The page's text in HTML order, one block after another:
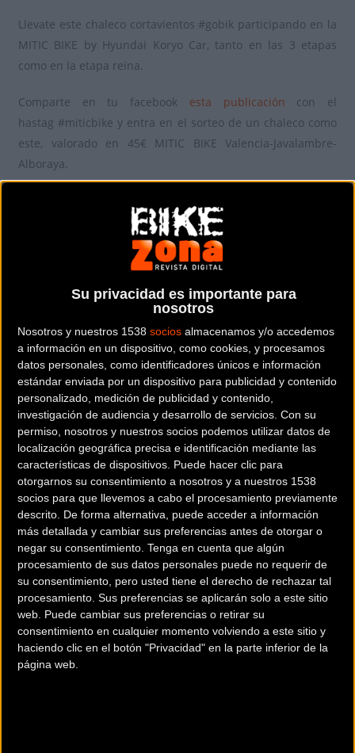
Su privacidad es importante para
nosotros
Nosotros y nuestros 1538 socios almacenamos y/o accedemos
a información en un dispositivo, como cookies, y procesamos
datos personales, como identificadores únicos e información
estándar enviada por un dispositivo para publicidad y contenido
personalizado, medición de publicidad y contenido,
investigación de audiencia y desarrollo de servicios. Con su
permiso, nosotros y nuestros socios podemos utilizar datos de
localización geográfica precisa e identificación mediante las
características de dispositivos. Puede hacer clic para
otorgarnos su consentimiento a nosotros y a nuestros 1538
socios para que llevemos a cabo el procesamiento previamente
descrito. De forma alternativa, puede acceder a información
más detallada y cambiar sus preferencias antes de otorgar o
negar su consentimiento. Tenga en cuenta que algún
procesamiento de sus datos personales puede no requerir de
su consentimiento, pero usted tiene el derecho de rechazar tal
procesamiento. Sus preferencias se aplicarán solo a este sitio
web. Puede cambiar sus preferencias o retirar su
consentimiento en cualquier momento volviendo a este sitio y
haciendo clic en el botón "Privacidad" en la parte inferior de la
página web.
Llevate este chaleco cortavientos #gobik participando en la
MITIC BIKE by Hyundai Koryo Car, tanto en las 3 etapas
como en la etapa reina.
Comparte en tu facebook esta publicación con el
hastag #miticbike y entra en el sorteo de un chaleco como
este, valorado en 45€ MITIC BIKE Valencia-Javalambre-
Alboraya.
etapas de puro MTB los días 10,11, y 12 de Mayo de 2019
Tienes toda la información en miticbike.com
Desde el asfalto de Valencia hasta las dunas de la playa de
Alboraya, pasando por los neveros de Javalambre, los
bosques arcillosos del altiplano de las Navas, los prados y
ríos del valle del Paraíso, el mar de cítricos del Camp del
Turia, el caótico y rocoso Barranco del Carraixet o el
ordenado paisaje de la huerta de Valencia… tierra, arena,
nieve, arcilla… todo en el mismo fin de semana en 3 etapas,
290k y +6000m.
El evento más mítico del año
tendrá lugar los días 10,11,12 de
mayo. Tres etapas, 290km y
+6000 de desnivel acumulado.